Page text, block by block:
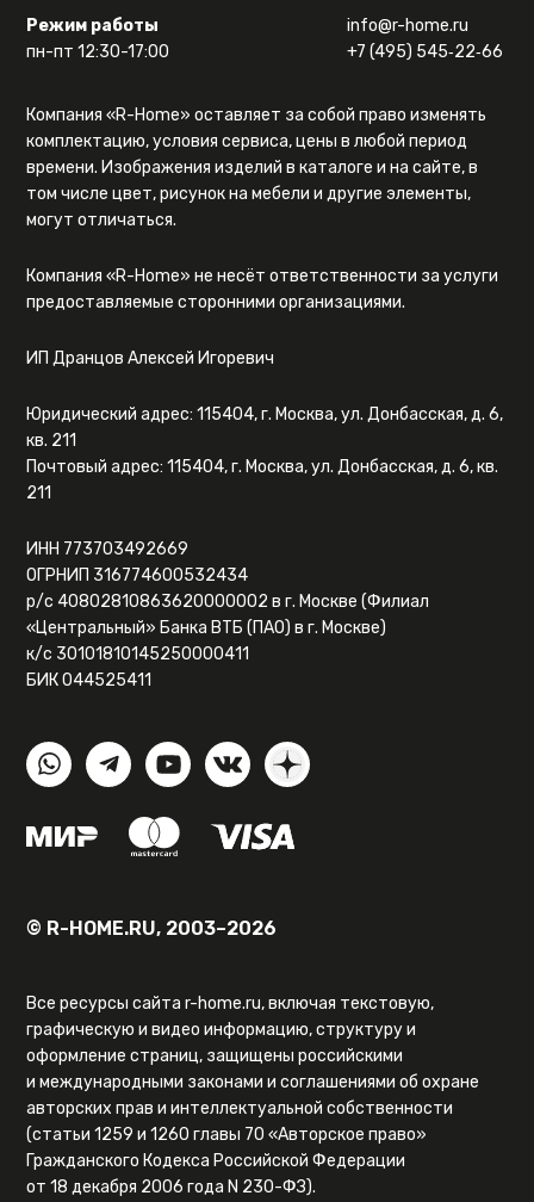
Режим работы
пн-пт 12:30-17:00
info@r-home.ru
+7 (495) 545‑22‑66
Компания «R-Home» оставляет за собой право изменять
комплектацию, условия сервиса, цены в любой период
времени. Изображения изделий в каталоге и на сайте, в
том числе цвет, рисунок на мебели и другие элементы,
могут отличаться.
Компания «R-Home» не несёт ответственности за услуги
предоставляемые сторонними организациями.
ИП Дранцов Алексей Игоревич
Юридический адрес: 115404, г. Москва, ул. Донбасская, д. 6,
кв. 211
Почтовый адрес: 115404, г. Москва, ул. Донбасская, д. 6, кв.
211
ИНН 773703492669
ОГРНИП 316774600532434
р/с 40802810863620000002 в г. Москве (Филиал
«Центральный» Банка ВТБ (ПАО) в г. Москве)
к/с 30101810145250000411
БИК 044525411
© R-HOME.RU, 2003–2026
Все ресурсы сайта r-home.ru, включая текстовую,
графическую и видео информацию, структуру и
оформление страниц, защищены российскими
и международными законами и соглашениями об охране
авторских прав и интеллектуальной собственности
(статьи 1259 и 1260 главы 70 «Авторское право»
Гражданского Кодекса Российской Федерации
от 18 декабря 2006 года N 230-ФЗ).